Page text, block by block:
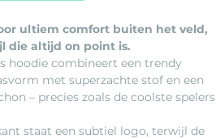
ultiem comfort buiten het veld,
die altijd on point is.
hoodie combineert een trendy
met superzachte stof en een
– precies zoals de coolste spelers
staat een subtiel logo, terwijl de